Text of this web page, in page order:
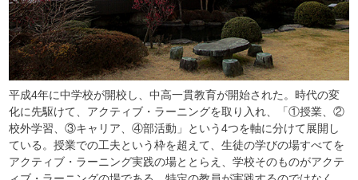
平成4年に中学校が開校し、中高一貫教育が開始された。時代の変
化に先駆けて、アクティブ・ラーニングを取り入れ、「①授業、②
校外学習、③キャリア、④部活動」という4つを軸に分けて展開し
ている。授業での工夫という枠を超えて、生徒の学びの場すべてを
アクティブ・ラーニング実践の場ととらえ、学校そのものがアクテ